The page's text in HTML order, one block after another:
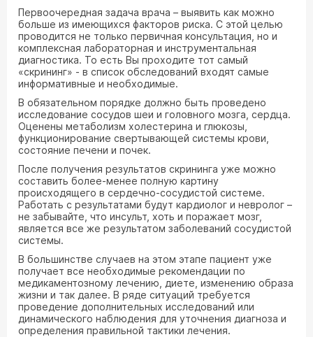
Первоочередная задача врача – выявить как можно
больше из имеющихся факторов риска. С этой целью
проводится не только первичная консультация, но и
комплексная лабораторная и инструментальная
диагностика. То есть Вы проходите тот самый
«скрининг» - в список обследований входят самые
информативные и необходимые.
В обязательном порядке должно быть проведено
исследование сосудов шеи и головного мозга, сердца.
Оценены метаболизм холестерина и глюкозы,
функционирование свертывающей системы крови,
состояние печени и почек.
После получения результатов скрининга уже можно
составить более-менее полную картину
происходящего в сердечно-сосудистой системе.
Работать с результатами будут кардиолог и невролог –
не забывайте, что инсульт, хоть и поражает мозг,
является все же результатом заболеваний сосудистой
системы.
В большинстве случаев на этом этапе пациент уже
получает все необходимые рекомендации по
медикаментозному лечению, диете, изменению образа
жизни и так далее. В ряде ситуаций требуется
проведение дополнительных исследований или
динамического наблюдения для уточнения диагноза и
определения правильной тактики лечения.